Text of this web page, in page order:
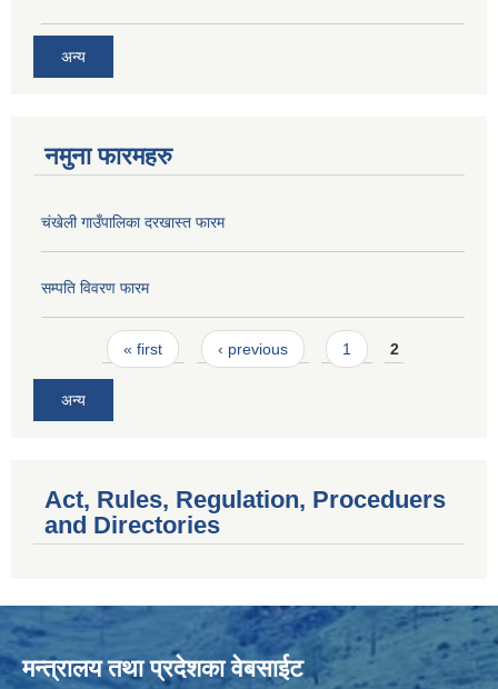
अन्य
नमुना फारमहरु
चंखेली गाउँपालिका दरखास्त फारम
सम्पति विवरण फारम
Pages« first ‹ previous 1 2
अन्य
Act, Rules, Regulation, Proceduers
and Directories
मन्त्रालय तथा प्रदेशका वेबसाईट